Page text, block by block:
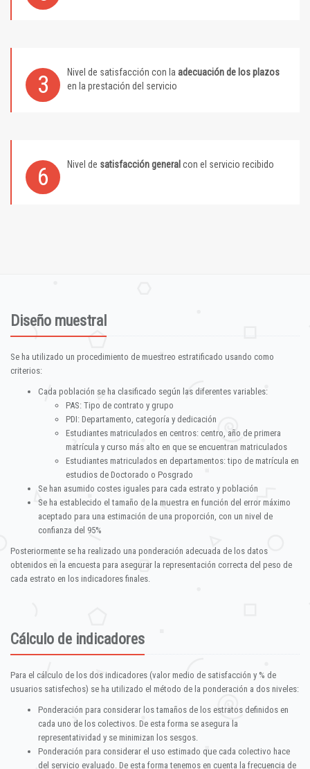
3 Nivel de satisfacción con la adecuación de los plazos
en la prestación del servicio
6 Nivel de satisfacción general con el servicio recibido
Diseño muestral
Se ha utilizado un procedimiento de muestreo estratificado usando como
criterios:
Cada población se ha clasificado según las diferentes variables:
PAS: Tipo de contrato y grupo
PDI: Departamento, categoría y dedicación
Estudiantes matriculados en centros: centro, año de primera
matrícula y curso más alto en que se encuentran matriculados
Estudiantes matriculados en departamentos: tipo de matrícula en
estudios de Doctorado o Posgrado
Se han asumido costes iguales para cada estrato y población
Se ha establecido el tamaño de la muestra en función del error máximo
aceptado para una estimación de una proporción, con un nivel de
confianza del 95%
Posteriormente se ha realizado una ponderación adecuada de los datos
obtenidos en la encuesta para asegurar la representación correcta del peso de
cada estrato en los indicadores finales.
Cálculo de indicadores
Para el cálculo de los dos indicadores (valor medio de satisfacción y % de
usuarios satisfechos) se ha utilizado el método de la ponderación a dos niveles:
Ponderación para considerar los tamaños de los estratos definidos en
cada uno de los colectivos. De esta forma se asegura la
representatividad y se minimizan los sesgos.
Ponderación para considerar el uso estimado que cada colectivo hace
del servicio evaluado. De esta forma tenemos en cuenta la frecuencia de